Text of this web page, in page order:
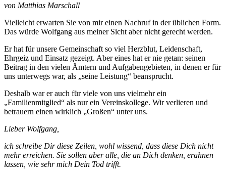
von Matthias Marschall
Vielleicht erwarten Sie von mir einen Nachruf in der üblichen Form.
Das würde Wolfgang aus meiner Sicht aber nicht gerecht werden.
Er hat für unsere Gemeinschaft so viel Herzblut, Leidenschaft,
Ehrgeiz und Einsatz gezeigt. Aber eines hat er nie getan: seinen
Beitrag in den vielen Ämtern und Aufgabengebieten, in denen er für
uns unterwegs war, als „seine Leistung“ beansprucht.
Deshalb war er auch für viele von uns vielmehr ein
„Familienmitglied“ als nur ein Vereinskollege. Wir verlieren und
betrauern einen wirklich „Großen“ unter uns.
Lieber Wolfgang,
ich schreibe Dir diese Zeilen, wohl wissend, dass diese Dich nicht
mehr erreichen. Sie sollen aber alle, die an Dich denken, erahnen
lassen, wie sehr mich Dein Tod trifft.